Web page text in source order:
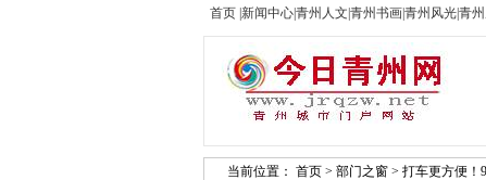
首页 新闻中心青州人文 青州书画青州风光青
当前位置： 首页 > 部门之窗 > 打车更方便！